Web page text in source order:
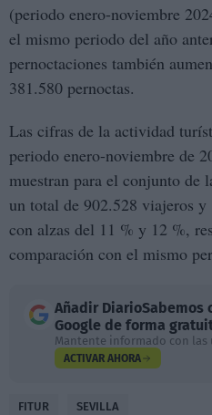
(periodo enero-noviembre
el mismo periodo del año
pernoctaciones también
381.580 pernoctas.
Las cifras de la actividad
periodo enero-noviembre de
muestran para el conjunto de
un total de 902.528 viajeros
con alzas del 11 % y 12 %,
comparación con el mismo
Añadir DiarioSabemos
Google de forma
Mantente informado con
ACTIVAR AHORA
FITUR SEVILLA